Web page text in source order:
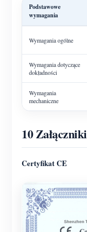
Podstawowe
wymagania
Wymagania ogólne
Wymagania dotyczące
dokładności
Wymagania
mechaniczne
10 Załączniki
Certyfikat CE